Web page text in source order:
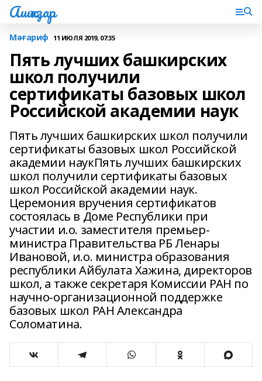
Ашҡаҙар
Мәғариф 11 ИЮЛЯ 2019, 07:35
Пять лучших башкирских
школ получили
сертификаты базовых школ
Российской академии наук
Пять лучших башкирских школ получили
сертификаты базовых школ Российской
академии наукПять лучших башкирских
школ получили сертификаты базовых
школ Российской академии наук.
Церемония вручения сертификатов
состоялась в Доме Республики при
участии и.о. заместителя премьер-
министра Правительства РБ Ленары
Ивановой, и.о. министра образования
республики Айбулата Хажина, директоров
школ, а также секретаря Комиссии РАН по
научно-организационной поддержке
базовых школ РАН Александра
Соломатина.